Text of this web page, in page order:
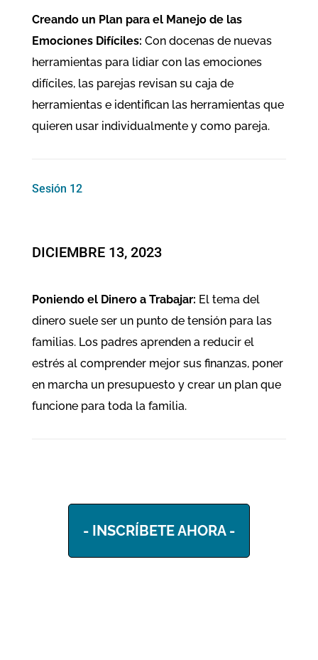
Creando un Plan para el Manejo de las
Emociones Difíciles: Con docenas de nuevas
herramientas para lidiar con las emociones
difíciles, las parejas revisan su caja de
herramientas e identifican las herramientas que
quieren usar individualmente y como pareja.
Sesión 12
DICIEMBRE 13, 2023
Poniendo el Dinero a Trabajar: El tema del
dinero suele ser un punto de tensión para las
familias. Los padres aprenden a reducir el
estrés al comprender mejor sus finanzas, poner
en marcha un presupuesto y crear un plan que
funcione para toda la familia.
- INSCRÍBETE AHORA -